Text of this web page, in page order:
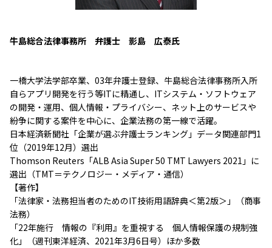
牛島総合法律事務所 弁護士 影島 広泰氏
一橋大学法学部卒業、03年弁護士登録、牛島総合法律事務所入所
自らアプリ開発を行う等ITに精通し、ITシステム・ソフトウェア
の開発・運用、個人情報・プライバシー、ネット上のサービスや
紛争に関する案件を中心に、企業法務の第一線で活躍。
日本経済新聞社「企業が選ぶ弁護士ランキング」データ関連部門1
位（2019年12月）選出
Thomson Reuters「ALB Asia Super 50 TMT Lawyers 2021」に
選出（TMT＝テクノロジー・メディア・通信）
【著作】
「法律家・法務担当者のためのIT技術用語辞典＜第2版＞」（商事
法務）
「22年施行 情報の『利用』を重視する 個人情報保護の規制強
化」（週刊東洋経済、2021年3月6日号）ほか多数